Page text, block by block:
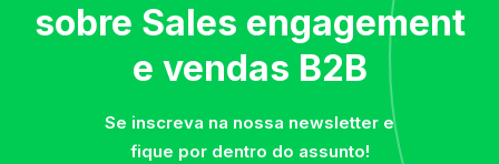
sobre Sales engagement
e vendas B2B
Se inscreva na nossa newsletter e
fique por dentro do assunto!